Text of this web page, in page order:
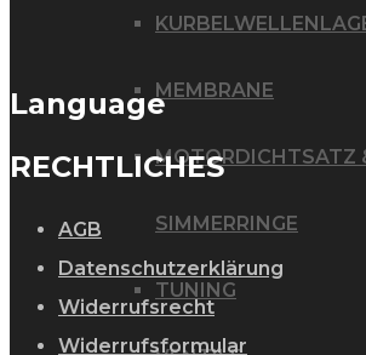
MEMBRANE
MOTORDICHTSATZ
SIMMERRINGE
TUNING
Language
RECHTLICHES
AGB
Datenschutzerklärung
Widerrufsrecht
Widerrufsformular